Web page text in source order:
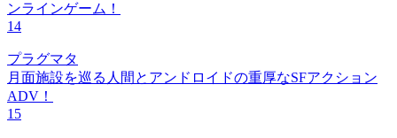
ンラインゲーム！
14
プラグマタ
月面施設を巡る人間とアンドロイドの重厚なSFアクション
ADV！
15